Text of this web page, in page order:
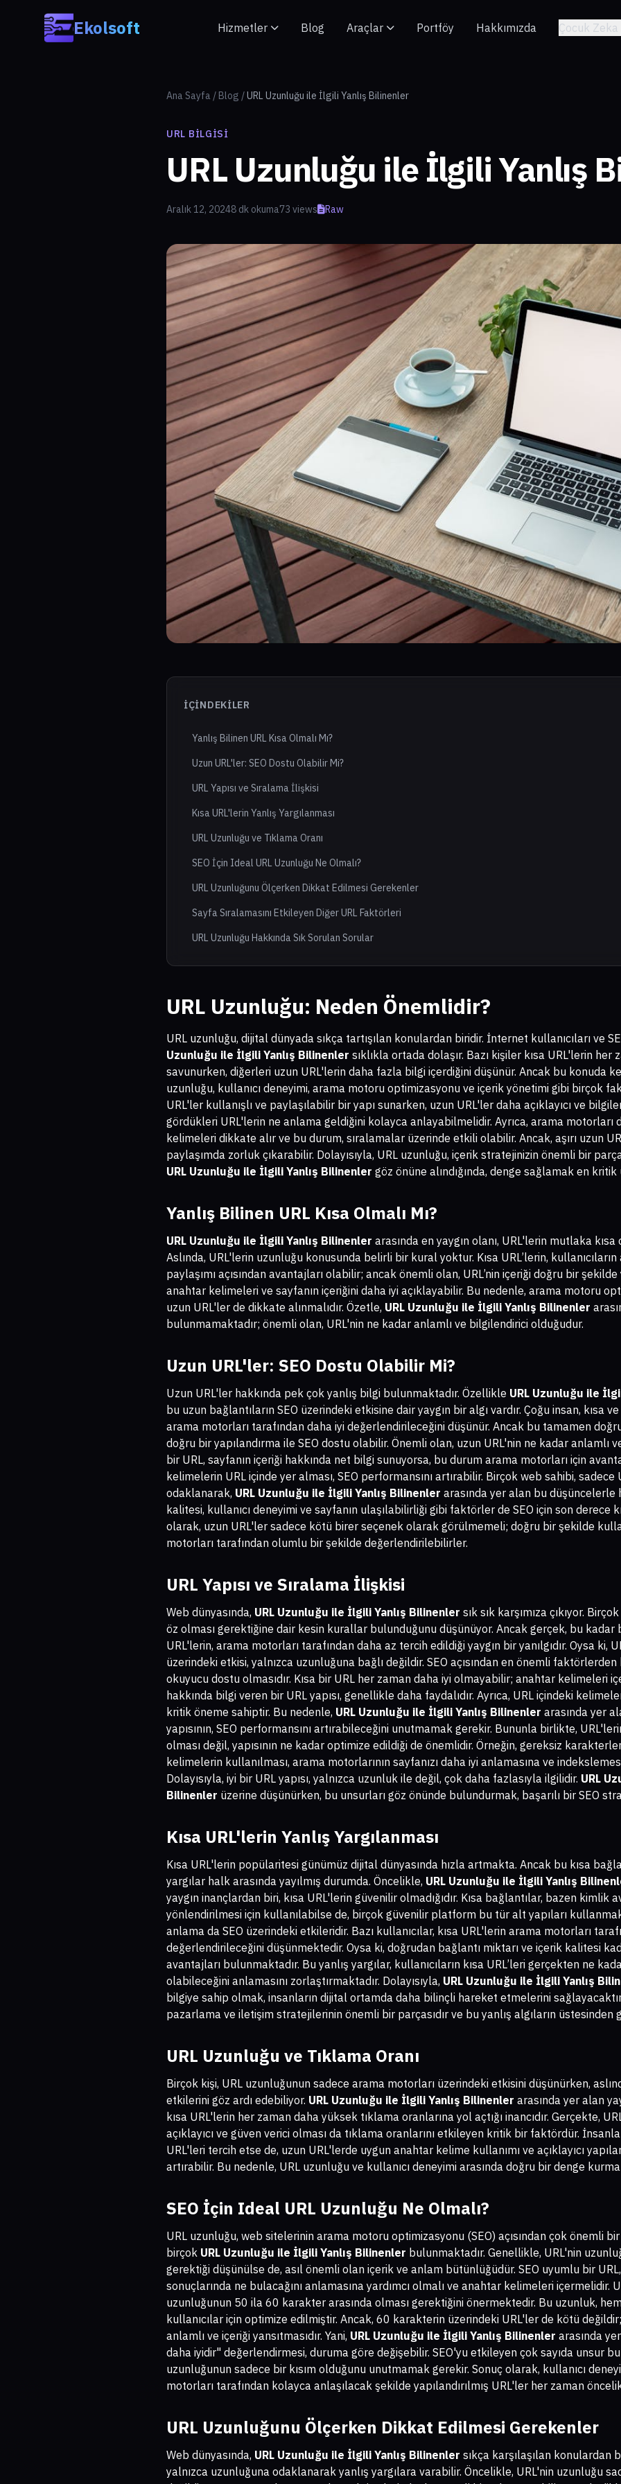
Ekolsoft Hizmetler Blog Araçlar Portföy Hakkımızda Çocuk Zeka
Ana Sayfa / Blog /URL Uzunluğu ile İlgili Yanlış Bilinenler
URL BILGISI
URL Uzunluğu ile İlgili Yanlış
Aralık 12, 20248 dk okuma73 views Raw
İÇINDEKILER
Yanlış Bilinen URL Kısa Olmalı Mı?
Uzun URL'ler: SEO Dostu Olabilir Mi?
URL Yapısı ve Sıralama İlişkisi
Kısa URL'lerin Yanlış Yargılanması
URL Uzunluğu ve Tıklama Oranı
SEO İçin Ideal URL Uzunluğu Ne Olmalı?
URL Uzunluğunu Ölçerken Dikkat Edilmesi Gerekenler
Sayfa Sıralamasını Etkileyen Diğer URL Faktörleri
URL Uzunluğu Hakkında Sık Sorulan Sorular
URL Uzunluğu: Neden Önemlidir?
URL uzunluğu, dijital dünyada sıkça tartışılan konulardan biridir. İnternet kullanıcıları ve
Uzunluğu ile İlgili Yanlış Bilinenler sıklıkla ortada dolaşır. Bazı kişiler kısa URL'lerin her
savunurken, diğerleri uzun URL'lerin daha fazla bilgi içerdiğini düşünür. Ancak bu konuda
uzunluğu, kullanıcı deneyimi, arama motoru optimizasyonu ve içerik yönetimi gibi birçok
URL'ler kullanışlı ve paylaşılabilir bir yapı sunarken, uzun URL'ler daha açıklayıcı ve
gördükleri URL'lerin ne anlama geldiğini kolayca anlayabilmelidir. Ayrıca, arama motorları
kelimeleri dikkate alır ve bu durum, sıralamalar üzerinde etkili olabilir. Ancak, aşırı uzun
paylaşımda zorluk çıkarabilir. Dolayısıyla, URL uzunluğu, içerik stratejinizin önemli bir
URL Uzunluğu ile İlgili Yanlış Bilinenler göz önüne alındığında, denge sağlamak en kritik
Yanlış Bilinen URL Kısa Olmalı Mı?
URL Uzunluğu ile İlgili Yanlış Bilinenler arasında en yaygın olanı, URL'lerin mutlaka kısa
Aslında, URL'lerin uzunluğu konusunda belirli bir kural yoktur. Kısa URL’lerin, kullanıcıların
paylaşımı açısından avantajları olabilir; ancak önemli olan, URL’nin içeriği doğru bir şekilde
anahtar kelimeleri ve sayfanın içeriğini daha iyi açıklayabilir. Bu nedenle, arama motoru
uzun URL'ler de dikkate alınmalıdır. Özetle, URL Uzunluğu ile İlgili Yanlış Bilinenler
bulunmamaktadır; önemli olan, URL'nin ne kadar anlamlı ve bilgilendirici olduğudur.
Uzun URL'ler: SEO Dostu Olabilir Mi?
Uzun URL'ler hakkında pek çok yanlış bilgi bulunmaktadır. Özellikle URL Uzunluğu ile
bu uzun bağlantıların SEO üzerindeki etkisine dair yaygın bir algı vardır. Çoğu insan, kısa
arama motorları tarafından daha iyi değerlendirileceğini düşünür. Ancak bu tamamen
doğru bir yapılandırma ile SEO dostu olabilir. Önemli olan, uzun URL'nin ne kadar anlamlı
bir URL, sayfanın içeriği hakkında net bilgi sunuyorsa, bu durum arama motorları için
kelimelerin URL içinde yer alması, SEO performansını artırabilir. Birçok web sahibi, sadece
odaklanarak, URL Uzunluğu ile İlgili Yanlış Bilinenler arasında yer alan bu düşüncelerle
kalitesi, kullanıcı deneyimi ve sayfanın ulaşılabilirliği gibi faktörler de SEO için son derece
olarak, uzun URL'ler sadece kötü birer seçenek olarak görülmemeli; doğru bir şekilde
motorları tarafından olumlu bir şekilde değerlendirilebilirler.
URL Yapısı ve Sıralama İlişkisi
Web dünyasında, URL Uzunluğu ile İlgili Yanlış Bilinenler sık sık karşımıza çıkıyor.
öz olması gerektiğine dair kesin kurallar bulunduğunu düşünüyor. Ancak gerçek, bu kadar
URL'lerin, arama motorları tarafından daha az tercih edildiği yaygın bir yanılgıdır. Oysa ki,
üzerindeki etkisi, yalnızca uzunluğuna bağlı değildir. SEO açısından en önemli faktörlerden
okuyucu dostu olmasıdır. Kısa bir URL her zaman daha iyi olmayabilir; anahtar kelimeleri
hakkında bilgi veren bir URL yapısı, genellikle daha faydalıdır. Ayrıca, URL içindeki
kritik öneme sahiptir. Bu nedenle, URL Uzunluğu ile İlgili Yanlış Bilinenler arasında yer
yapısının, SEO performansını artırabileceğini unutmamak gerekir. Bununla birlikte,
olması değil, yapısının ne kadar optimize edildiği de önemlidir. Örneğin, gereksiz
kelimelerin kullanılması, arama motorlarının sayfanızı daha iyi anlamasına ve
Dolayısıyla, iyi bir URL yapısı, yalnızca uzunluk ile değil, çok daha fazlasıyla ilgilidir. URL
Bilinenler üzerine düşünürken, bu unsurları göz önünde bulundurmak, başarılı bir SEO
Kısa URL'lerin Yanlış Yargılanması
Kısa URL'lerin popülaritesi günümüz dijital dünyasında hızla artmakta. Ancak bu kısa
yargılar halk arasında yayılmış durumda. Öncelikle, URL Uzunluğu ile İlgili Yanlış
yaygın inançlardan biri, kısa URL'lerin güvenilir olmadığıdır. Kısa bağlantılar, bazen kimlik
yönlendirilmesi için kullanılabilse de, birçok güvenilir platform bu tür alt yapıları
anlama da SEO üzerindeki etkileridir. Bazı kullanıcılar, kısa URL'lerin arama motorları
değerlendirileceğini düşünmektedir. Oysa ki, doğrudan bağlantı miktarı ve içerik kalitesi
avantajları bulunmaktadır. Bu yanlış yargılar, kullanıcıların kısa URL’leri gerçekten ne
olabileceğini anlamasını zorlaştırmaktadır. Dolayısıyla, URL Uzunluğu ile İlgili Yanlış
bilgiye sahip olmak, insanların dijital ortamda daha bilinçli hareket etmelerini
pazarlama ve iletişim stratejilerinin önemli bir parçasıdır ve bu yanlış algıların
URL Uzunluğu ve Tıklama Oranı
Birçok kişi, URL uzunluğunun sadece arama motorları üzerindeki etkisini düşünürken,
etkilerini göz ardı edebiliyor. URL Uzunluğu ile İlgili Yanlış Bilinenler arasında yer alan
kısa URL'lerin her zaman daha yüksek tıklama oranlarına yol açtığı inancıdır. Gerçekte,
açıklayıcı ve güven verici olması da tıklama oranlarını etkileyen kritik bir faktördür.
URL'leri tercih etse de, uzun URL'lerde uygun anahtar kelime kullanımı ve açıklayıcı
artırabilir. Bu nedenle, URL uzunluğu ve kullanıcı deneyimi arasında doğru bir denge
SEO İçin Ideal URL Uzunluğu Ne Olmalı?
URL uzunluğu, web sitelerinin arama motoru optimizasyonu (SEO) açısından çok önemli
birçok URL Uzunluğu ile İlgili Yanlış Bilinenler bulunmaktadır. Genellikle, URL'nin
gerektiği düşünülse de, asıl önemli olan içerik ve anlam bütünlüğüdür. SEO uyumlu bir URL,
sonuçlarında ne bulacağını anlamasına yardımcı olmalı ve anahtar kelimeleri içermelidir.
uzunluğunun 50 ila 60 karakter arasında olması gerektiğini önermektedir. Bu uzunluk,
kullanıcılar için optimize edilmiştir. Ancak, 60 karakterin üzerindeki URL'ler de kötü
anlamlı ve içeriği yansıtmasıdır. Yani, URL Uzunluğu ile İlgili Yanlış Bilinenler arasında
daha iyidir" değerlendirmesi, duruma göre değişebilir. SEO'yu etkileyen çok sayıda unsur
uzunluğunun sadece bir kısım olduğunu unutmamak gerekir. Sonuç olarak, kullanıcı
motorları tarafından kolayca anlaşılacak şekilde yapılandırılmış URL'ler her zaman
URL Uzunluğunu Ölçerken Dikkat Edilmesi Gerekenler
Web dünyasında, URL Uzunluğu ile İlgili Yanlış Bilinenler sıkça karşılaşılan konulardan
yalnızca uzunluğuna odaklanarak yanlış yargılara varabilir. Öncelikle, URL'nin uzunluğu